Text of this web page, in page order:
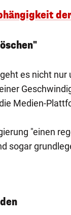
es nicht nur
Medien-
"einen
sogar